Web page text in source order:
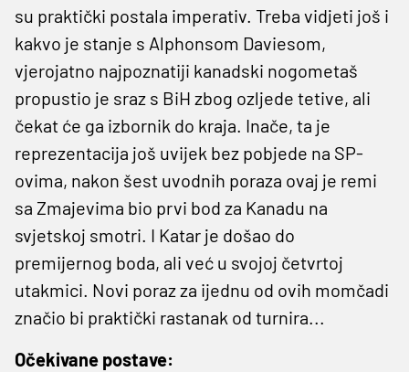
su praktički postala imperativ. Treba vidjeti još i
kakvo je stanje s Alphonsom Daviesom,
vjerojatno najpoznatiji kanadski nogometaš
propustio je sraz s BiH zbog ozljede tetive, ali
čekat će ga izbornik do kraja. Inače, ta je
reprezentacija još uvijek bez pobjede na SP-
ovima, nakon šest uvodnih poraza ovaj je remi
sa Zmajevima bio prvi bod za Kanadu na
svjetskoj smotri. I Katar je došao do
premijernog boda, ali već u svojoj četvrtoj
utakmici. Novi poraz za ijednu od ovih momčadi
značio bi praktički rastanak od turnira...
Očekivane postave: